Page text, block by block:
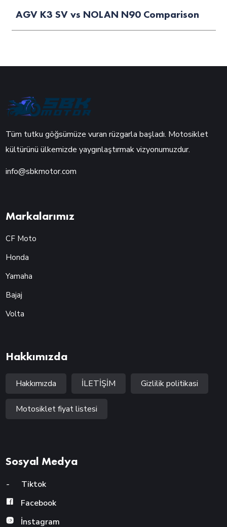
AGV K3 SV vs NOLAN N90 Comparison
Tüm tutku göğsümüze vuran rüzgarla başladı. Motosiklet
kültürünü ülkemizde yaygınlaştırmak vizyonumuzdur.
info@sbkmotor.com
Markalarımız
CF Moto
Honda
Yamaha
Bajaj
Volta
Hakkımızda
Hakkımızda İLETİŞİM Gizlilik politikasi
Motosiklet fiyat listesi
Sosyal Medya
-
Tiktok
Facebook
İnstagram